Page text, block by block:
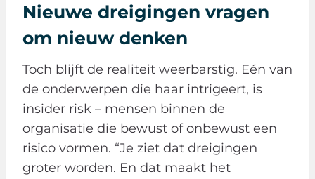
Nieuwe dreigingen vragen
om nieuw denken
Toch blijft de realiteit weerbarstig. Eén van
de onderwerpen die haar intrigeert, is
insider risk – mensen binnen de
organisatie die bewust of onbewust een
risico vormen. “Je ziet dat dreigingen
groter worden. En dat maakt het